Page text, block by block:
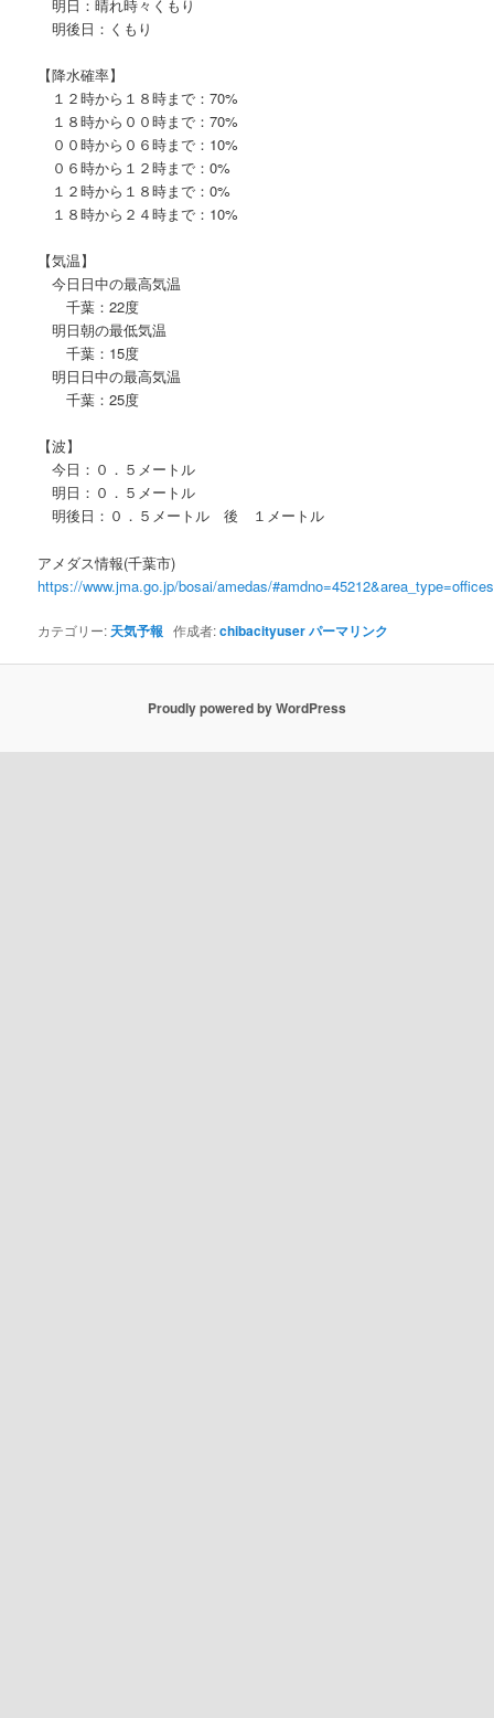
明日：晴れ時々くもり
明後日：くもり
【降水確率】
１２時から１８時まで：70%
１８時から００時まで：70%
００時から０６時まで：10%
０６時から１２時まで：0%
１２時から１８時まで：0%
１８時から２４時まで：10%
【気温】
今日日中の最高気温
千葉：22度
明日朝の最低気温
千葉：15度
明日日中の最高気温
千葉：25度
【波】
今日：０．５メートル
明日：０．５メートル
明後日：０．５メートル 後 １メートル
アメダス情報(千葉市)
https://www.jma.go.jp/bosai/amedas/
カテゴリー: 天気予報 作成者:chibacityuserパーマリンク
Proudly powered by WordPress